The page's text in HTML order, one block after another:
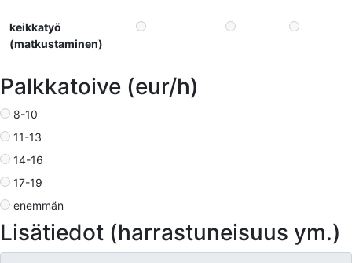
keikkatyö
(matkustaminen)
Palkkatoive (eur/h)
8-10
11-13
14-16
17-19
enemmän
Lisätiedot (harrastuneisuus ym.)